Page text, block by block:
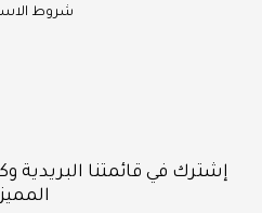
شروط
إشترك في قائمتنا